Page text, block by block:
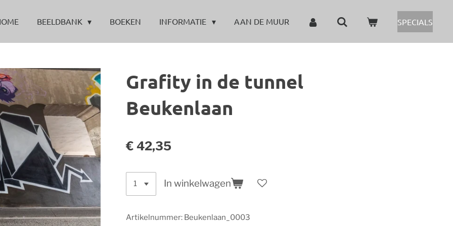
BEELDBANK BOEKEN INFORMATIE AAN DE MUUR SPECIALS
Grafity in de tunnel
Beukenlaan
€ 42,35
In winkelwagen
Artikelnummer: Beukenlaan_0003